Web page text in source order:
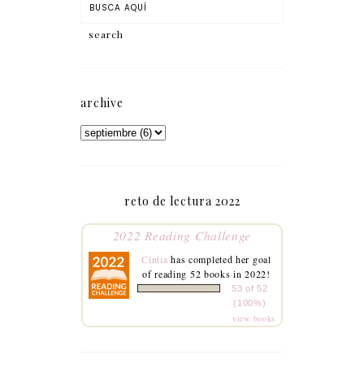
archive
reto de lectura 2022
2022 Reading Challenge
Cintia has completed her goal
of reading 52 books in 2022!
53 of 52
(100%)
view books